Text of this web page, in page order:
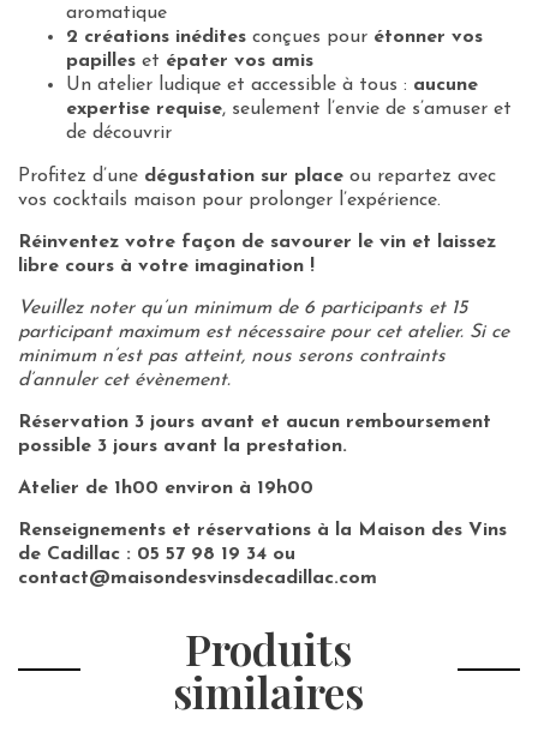
aromatique
2 créations inédites conçues pour étonner vos
papilles et épater vos amis
Un atelier ludique et accessible à tous : aucune
expertise requise, seulement l’envie de s’amuser et
de découvrir
Profitez d’une dégustation sur place ou repartez avec
vos cocktails maison pour prolonger l’expérience.
Réinventez votre façon de savourer le vin et laissez
libre cours à votre imagination !
Veuillez noter qu’un minimum de 6 participants et 15
participant maximum est nécessaire pour cet atelier. Si ce
minimum n’est pas atteint, nous serons contraints
d’annuler cet évènement.
Réservation 3 jours avant et aucun remboursement
possible 3 jours avant la prestation.
Atelier de 1h00 environ à 19h00
Renseignements et réservations à la Maison des Vins
de Cadillac : 05 57 98 19 34 ou
contact@maisondesvinsdecadillac.com
Produits
similaires